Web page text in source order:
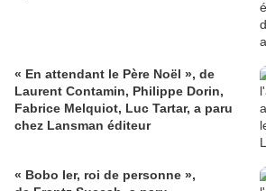
« En attendant le Père Noël », de
Laurent Contamin, Philippe Dorin,
Fabrice Melquiot, Luc Tartar, a paru
chez Lansman éditeur
« Bobo Ier, roi de personne »,